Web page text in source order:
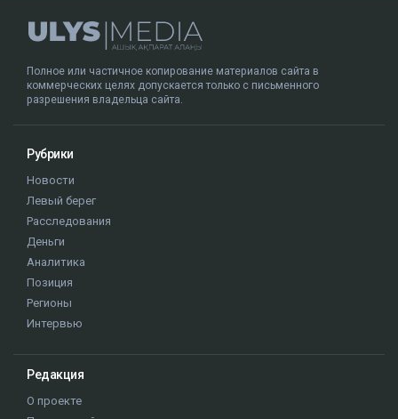
Полное или частичное копирование материалов сайта в
коммерческих целях допускается только с письменного
разрешения владельца сайта.
Рубрики
Новости
Левый берег
Расследования
Деньги
Аналитика
Позиция
Регионы
Интервью
Редакция
О проекте